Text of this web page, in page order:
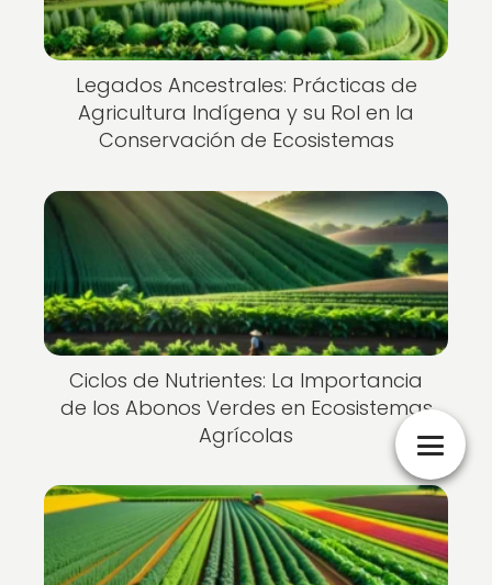
Legados Ancestrales: Prácticas de
Agricultura Indígena y su Rol en la
Conservación de Ecosistemas
Ciclos de Nutrientes: La Importancia
de los Abonos Verdes en Ecosistemas
Agrícolas